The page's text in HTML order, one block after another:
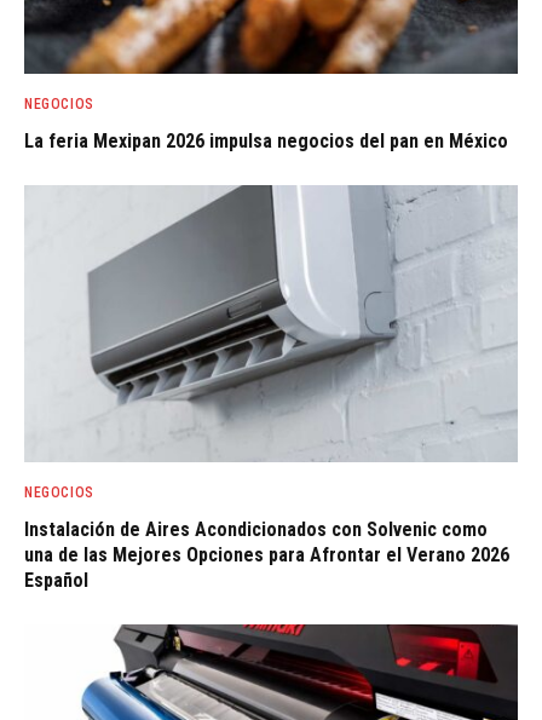
NEGOCIOS
La feria Mexipan 2026 impulsa negocios del pan en México
NEGOCIOS
Instalación de Aires Acondicionados con Solvenic como
una de las Mejores Opciones para Afrontar el Verano 2026
Español